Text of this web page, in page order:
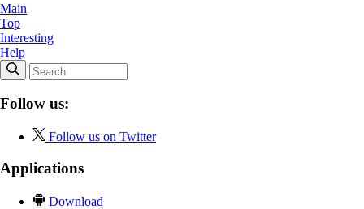
Main
Top
Interesting
Help
Follow us:
Follow us on Twitter
Applications
Download